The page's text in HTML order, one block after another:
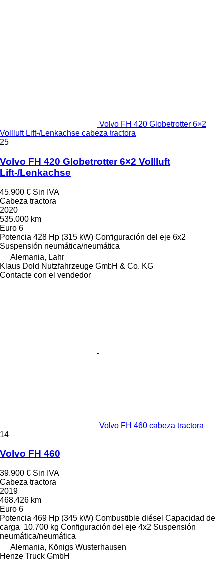
Volvo FH 420 Globetrotter 6×2
Vollluft Lift-/Lenkachse cabeza tractora
25
Volvo FH 420 Globetrotter 6×2 Vollluft
Lift-/Lenkachse
45.900 € Sin IVA
Cabeza tractora
2020
535.000 km
Euro 6
Potencia 428 Hp (315 kW) Configuración del eje 6x2
Suspensión neumática/neumática
Alemania, Lahr
Klaus Dold Nutzfahrzeuge GmbH & Co. KG
Contacte con el vendedor
Volvo FH 460 cabeza tractora
14
Volvo FH 460
39.900 € Sin IVA
Cabeza tractora
2019
468.426 km
Euro 6
Potencia 469 Hp (345 kW) Combustible diésel Capacidad de
carga 10.700 kg Configuración del eje 4x2 Suspensión
neumática/neumática
Alemania, Königs Wusterhausen
Henze Truck GmbH